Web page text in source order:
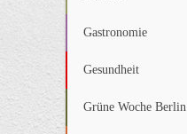
Gastronomie
Gesundheit
Grüne Woche Berlin